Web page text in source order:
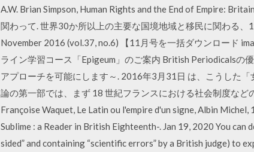
A.W. Brian Simpson, Human Rights and the End of Empire:
関わって. 世界30か所以上の主要な国境地域と移民に関わる
November 2016 (vol.37, no.6) 【11月号を一括ダウンロード
ライン学習コース「Epigeum」のご案内 British Periodicalsの
アプローチを可能にします～. 2016年3月31日 は、こうした
論の第一部では、まず 18 世紀フランスにおける社会制度な
Françoise Waquet, Le Latin ou l'empire d'un signe, Albin
Sublime : a Reader in British Eighteenth-. Jan 19, 2020 You
sided” and containing “scientific errors” by a British judge) to